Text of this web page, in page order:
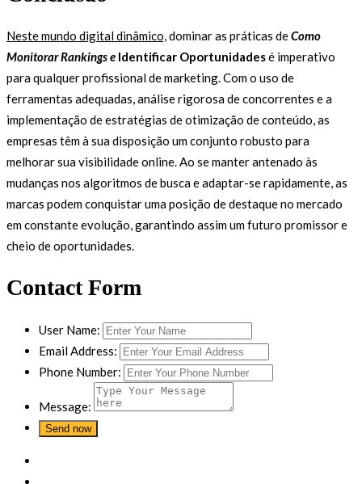
Neste mundo digital dinâmico,dominar as práticas deComo
Monitorar Rankings e Identificar Oportunidadesé imperativo
para qualquer profissional de marketing. Com o uso de
ferramentas adequadas, análise rigorosa de concorrentes e a
implementação de estratégias de otimização de conteúdo, as
empresas têm à sua disposição um conjunto robusto para
melhorar sua visibilidade online. Ao se manter antenado às
mudanças nos algoritmos de busca e adaptar-se rapidamente, as
marcas podem conquistar uma posição de destaque no mercado
em constante evolução, garantindo assim um futuro promissor e
cheio de oportunidades.
Contact Form
User Name:
Email Address:
Phone Number:
Message: